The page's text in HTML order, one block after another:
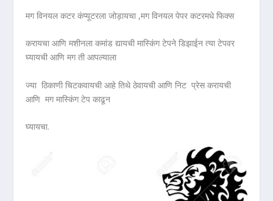
मग विनयल कटर कंप्यूटरला जोड़ायचा ,मग विनयल पेपर कटरमधे फिक्स
करायचा आणि मशीनला कमांड द्यायची मास्किंग टेपने डिझाईन त्या टेपवर
घ्यायची आणि मग ती आपल्याला
ज्या ठिकाणी चिटकवायची आहे तिथे ठेवायची आणि निट प्रेस करायची
आणि मग मास्किंग टेप काढून
घ्यायचा.